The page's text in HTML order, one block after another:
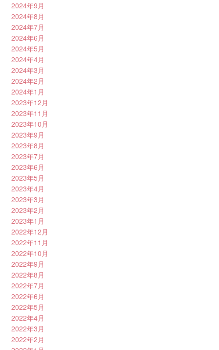
2024年9月
2024年8月
2024年7月
2024年6月
2024年5月
2024年4月
2024年3月
2024年2月
2024年1月
2023年12月
2023年11月
2023年10月
2023年9月
2023年8月
2023年7月
2023年6月
2023年5月
2023年4月
2023年3月
2023年2月
2023年1月
2022年12月
2022年11月
2022年10月
2022年9月
2022年8月
2022年7月
2022年6月
2022年5月
2022年4月
2022年3月
2022年2月